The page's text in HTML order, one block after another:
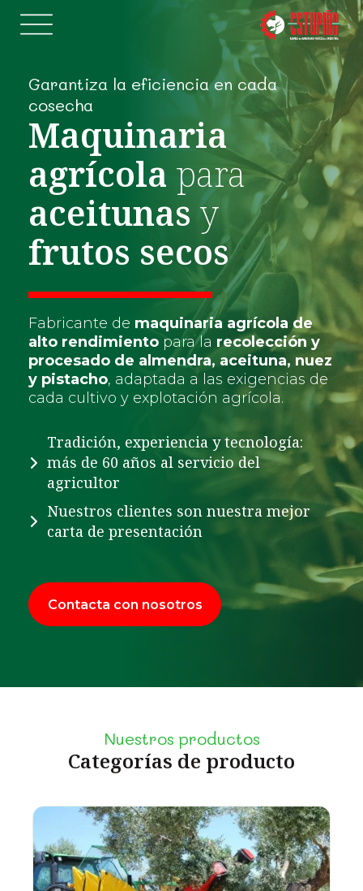
Garantiza la eficiencia en cada
cosecha
Maquinaria
agrícola para
aceitunas y
frutos secos
Fabricante de maquinaria agrícola de
alto rendimiento para la recolección y
procesado de almendra, aceituna, nuez
y pistacho, adaptada a las exigencias de
cada cultivo y explotación agrícola.
Tradición, experiencia y tecnología:
más de 60 años al servicio del
agricultor
Nuestros clientes son nuestra mejor
carta de presentación
Contacta con nosotros
Nuestros productos
Categorías de producto